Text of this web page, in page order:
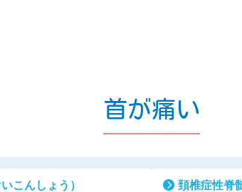
リハビリテーション科 膝・足の痛み
関節の痛み (
首が痛い
こんしょう） 頚椎症性脊